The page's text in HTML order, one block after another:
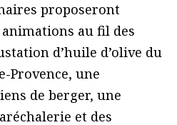
proposeront
au fil des
d’huile d’olive du
Provence, une
de berger, une
et des